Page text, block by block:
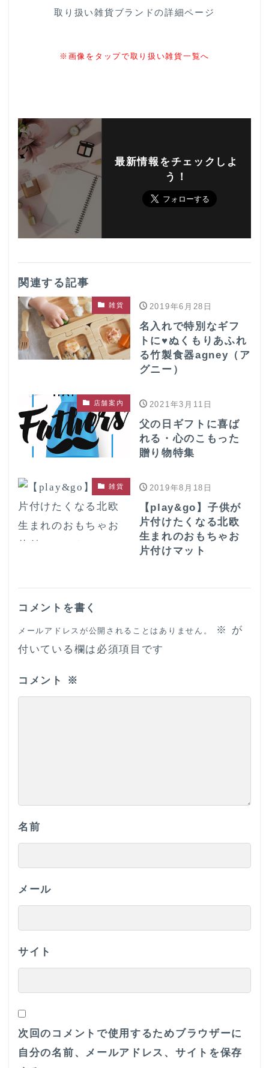
取り扱い雑貨ブランドの詳細ページ
※画像をタップで取り扱い雑貨一覧へ
最新情報をチェックしよ
う！
関連する記事
雑貨 2019年6月28日
名入れで特別なギフ
トに♥ぬくもりあふれ
る竹製食器agney（ア
グニー）
店舗案内 2021年3月11日
父の日ギフトに喜ば
れる・心のこもった
贈り物特集
雑貨 2019年8月18日
【play&go】子供が
片付けたくなる北欧
生まれのおもちゃお
片付けマット
コメントを書く
メールアドレスが公開されることはありません。 ※
が
付いている欄は必須項目です
コメント ※
名前
メール
サイト
次回のコメントで使用するためブラウザーに
自分の名前、メールアドレス、サイトを保存